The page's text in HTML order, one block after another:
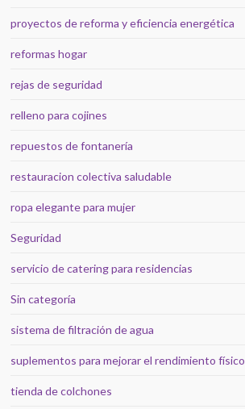
proyectos de reforma y eficiencia energética
reformas hogar
rejas de seguridad
relleno para cojines
repuestos de fontanería
restauracion colectiva saludable
ropa elegante para mujer
Seguridad
servicio de catering para residencias
Sin categoría
sistema de filtración de agua
suplementos para mejorar el rendimiento físico
tienda de colchones